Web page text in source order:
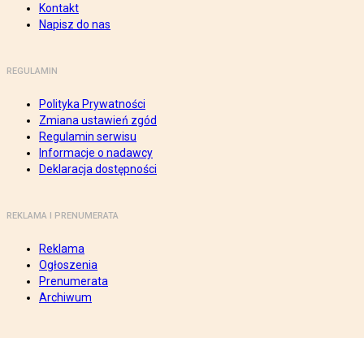
Kontakt
Napisz do nas
REGULAMIN
Polityka Prywatności
Zmiana ustawień zgód
Regulamin serwisu
Informacje o nadawcy
Deklaracja dostępności
REKLAMA I PRENUMERATA
Reklama
Ogłoszenia
Prenumerata
Archiwum